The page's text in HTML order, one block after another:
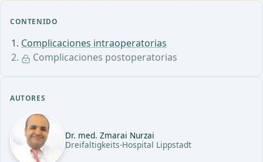
CONTENIDO
Complicaciones intraoperatorias
Complicaciones postoperatorias
AUTORES
Dr. med. Zmarai Nurzai
Dreifaltigkeits-Hospital Lippstadt